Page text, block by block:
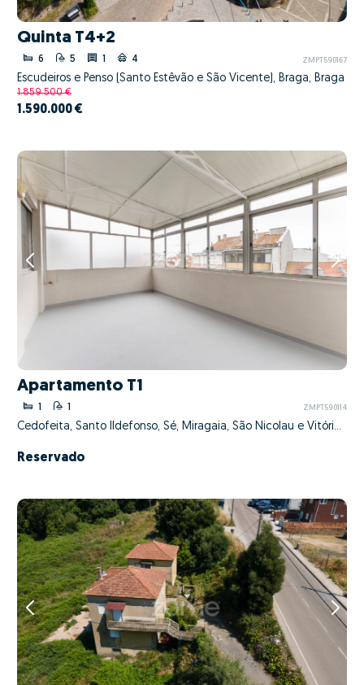
Quinta T4+2
6 5 4 ZMPT590167
Escudeiros e Penso (Santo Estêvão e São Vicente), Braga, Braga
1.859.500 €
1.590.000 €
Apartamento T1
1 1 ZMPT590114
Cedofeita, Santo Ildefonso, Sé, Miragaia, São Nicolau e Vitória, Porto, Porto
Reservado